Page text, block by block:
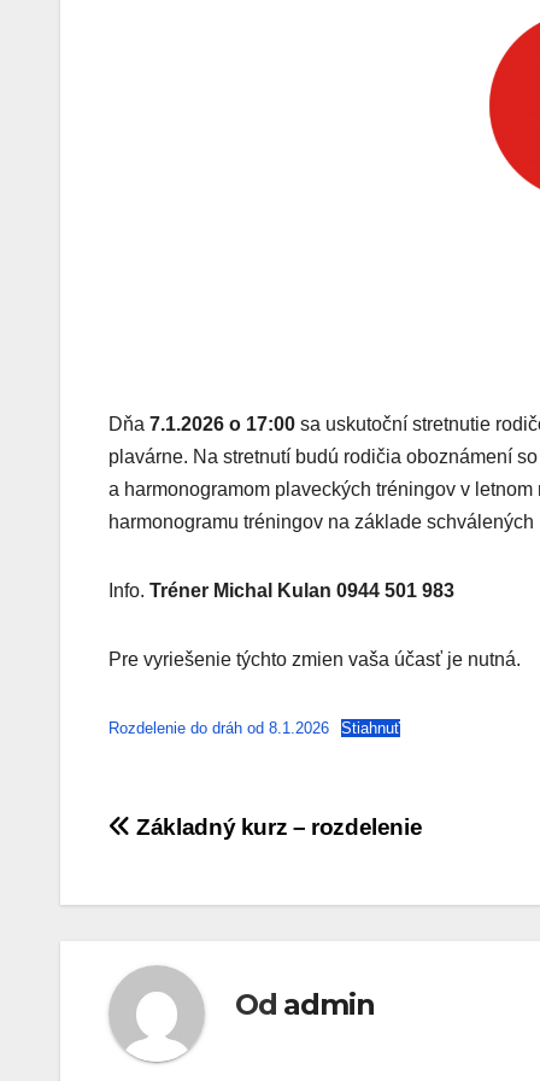
Dňa 7.1.2026 o 17:00 sa uskutoční stretnutie
plavárne. Na stretnutí budú rodičia oboznámení
a harmonogramom plaveckých tréningov v
harmonogramu tréningov na základe
Info. Tréner Michal Kulan 0944 501 983
Pre vyriešenie týchto zmien vaša účasť je nutná.
Rozdelenie do dráh od 8.1.2026 Stiahnuť
Navigácia
Základný kurz – rozdelenie
Od admin